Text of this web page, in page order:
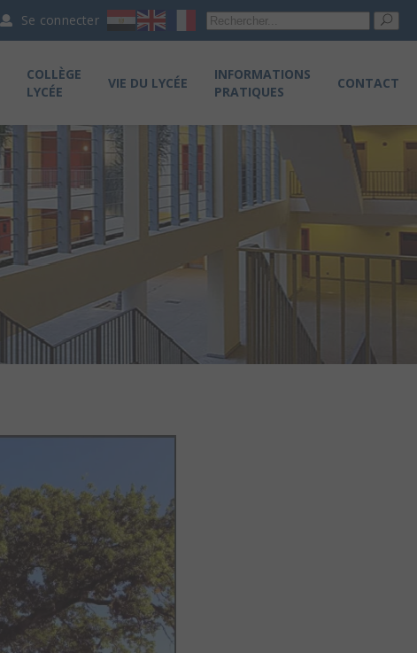
Se connecter
COLLÈGE
LYCÉE
VIE DU LYCÉE
INFORMATIONS
PRATIQUES
CONTACT